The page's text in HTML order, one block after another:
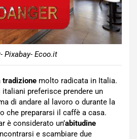
Pixabay- Ecoo.it
tradizione molto radicata in Italia.
preferisce prendere un
di andare al lavoro o durante la
che prepararsi il caffè a casa.
è considerato un’abitudine
e scambiare due